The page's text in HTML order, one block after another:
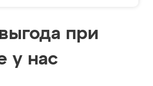
при
у нас